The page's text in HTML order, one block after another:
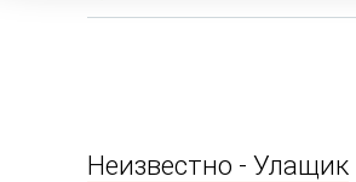
Неизвестно - Улащик